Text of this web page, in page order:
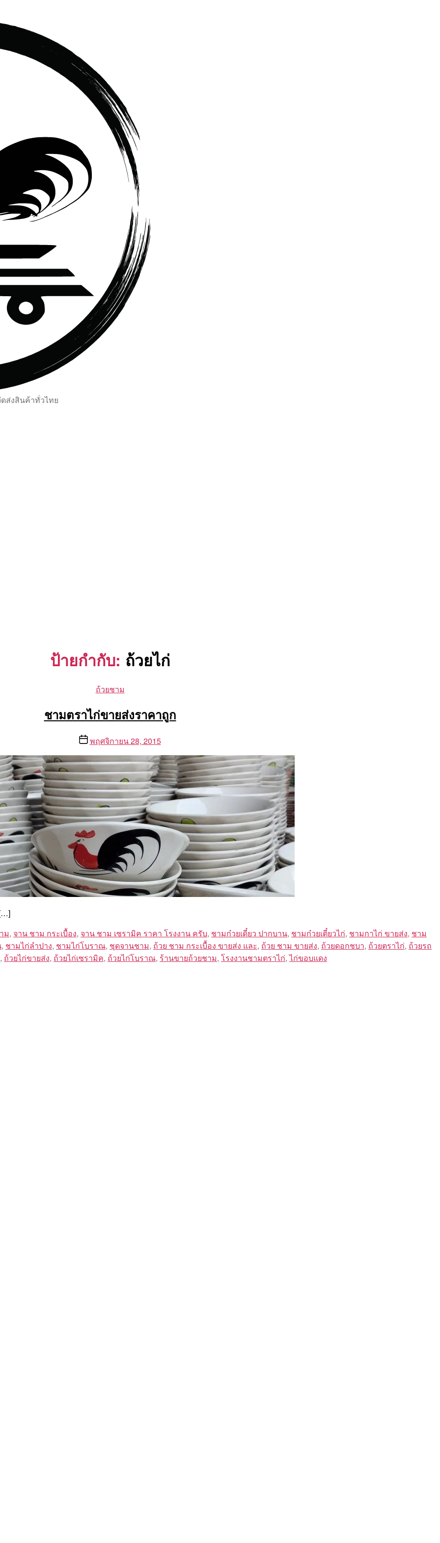
ส่งสินค้าทั่วไทย
ป้ายกำกับ: ถ้วยไก่
Categories
ถ้วยชาม
ชามตราไก่ขายส่งราคาถูก
Postพฤศจิกายน 28, 2015
ม, จาน ชาม กระเบื้อง, จาน ชาม เซรามิค ราคา โรงงาน ครับ, ชามก๋วยเดี๋ยว ปากบาน, ชามก๋วยเตี๋ยวไก่, ชามกาไก่ ขายส่ง, ชาม
, ชามไก่ลำปาง, ชามไก่โบราณ, ชุดจานชาม, ถ้วย ชาม กระเบื้อง ขายส่ง และ, ถ้วย ชาม ขายส่ง, ถ้วยดอกชบา, ถ้วยตราไก่, ถ้วยรถ
, ถ้วยไก่ขายส่ง, ถ้วยไก่เซรามิค, ถ้วยไก่โบราณ, ร้านขายถ้วยชาม, โรงงานชามตราไก่,ไก่ขอบแดง